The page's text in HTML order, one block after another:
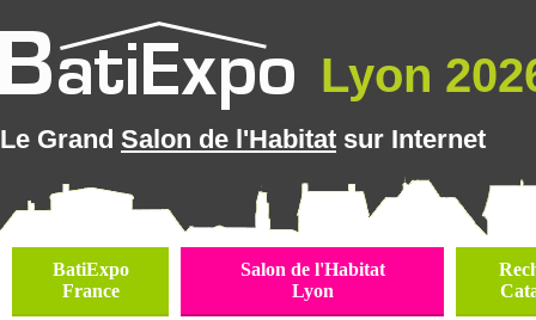
Lyon
Le Grand Salon de l'Habitat sur Internet
BatiExpo
France
Salon de l'Habitat
Lyon